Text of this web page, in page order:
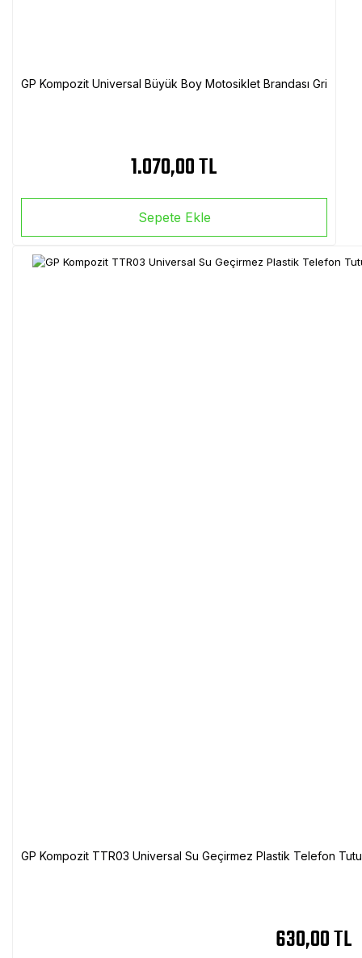
GP Kompozit Universal Büyük Boy Motosiklet Brandası Gri
1.070,00 TL
Sepete Ekle
GP Kompozit TTR03 Universal Su Geçirmez Plastik Telefon
630,00 TL